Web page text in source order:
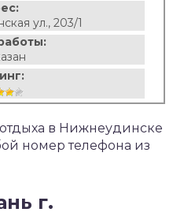
ул., 203/1
отдыха в Нижнеудинске
номер телефона из
г.